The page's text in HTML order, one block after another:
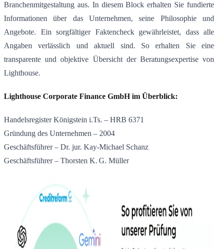
Branchenmitgestaltung aus. In diesem Block erhalten Sie fundierte
Informationen über das Unternehmen, seine Philosophie und
Angebote. Ein sorgfältiger Faktencheck gewährleistet, dass alle
Angaben verlässlich und aktuell sind. So erhalten Sie eine
transparente und objektive Übersicht der Beratungsexpertise von
Lighthouse.
Lighthouse Corporate Finance GmbH im Überblick:
Handelsregister Königstein i.Ts. – HRB 6371
Gründung des Unternehmen – 2004
Geschäftsführer – Dr. jur. Kay‑Michael Schanz
Geschäftsführer – Thorsten K. G. Müller